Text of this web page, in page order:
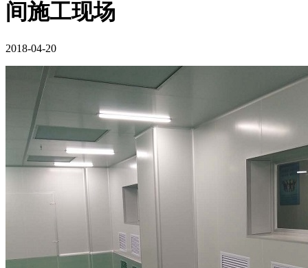
间施工现场
2018-04-20